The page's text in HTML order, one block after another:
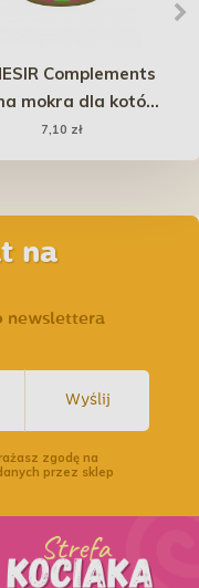
Complements
mokra dla kotów
z szynką w
70g (puszka)
7,10 zł
na
newslettera
Wyślij
zgodę na
przez sklep